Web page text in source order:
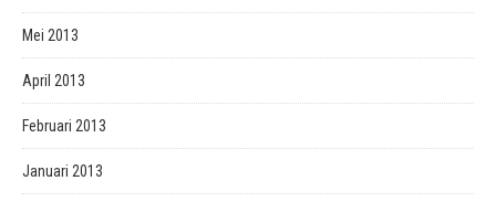
Mei 2013
April 2013
Februari 2013
Januari 2013